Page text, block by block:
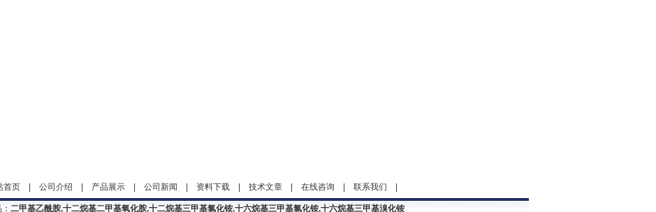
首页| 公司介绍 产品展示| 公司新闻 资料下载| 技术文章| 在线咨询 联系我们
二甲基乙酰胺,十二烷基二甲基氧化胺,十二烷基三甲基氯化铵,十六烷基三甲基氯化铵,十六烷基三甲基溴化铵